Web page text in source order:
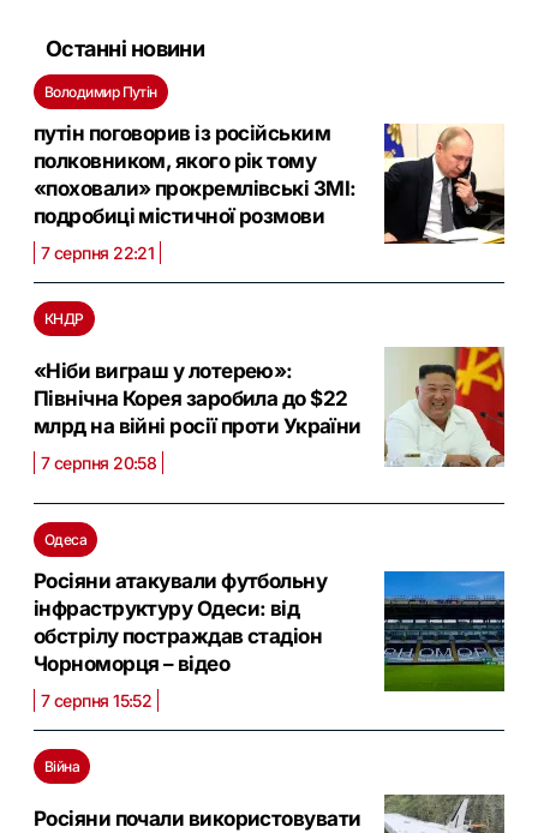
Останні новини
Володимир Путін
путін поговорив із російським
полковником, якого рік тому
«поховали» прокремлівські ЗМІ:
подробиці містичної розмови
7 серпня 22:21
КНДР
«Ніби виграш у лотерею»:
Північна Корея заробила до $22
млрд на війні росії проти України
7 серпня 20:58
Одеса
Росіяни атакували футбольну
інфраструктуру Одеси: від
обстрілу постраждав стадіон
Чорноморця – відео
7 серпня 15:52
Війна
Росіяни почали використовувати